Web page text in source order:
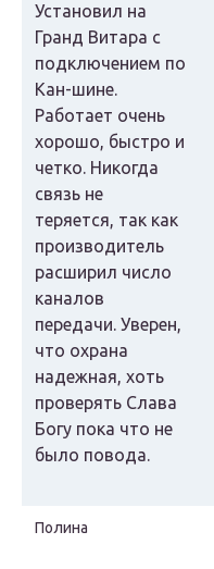
Установил на
Гранд Витара с
подключением по
Кан-шине.
Работает очень
хорошо, быстро и
четко. Никогда
связь не
теряется, так как
производитель
расширил число
каналов
передачи. Уверен,
что охрана
надежная, хоть
проверять Слава
Богу пока что не
было повода.
Полина